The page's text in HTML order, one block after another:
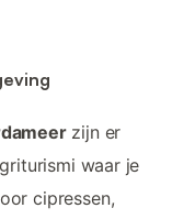
zijn er
waar je
cipressen,